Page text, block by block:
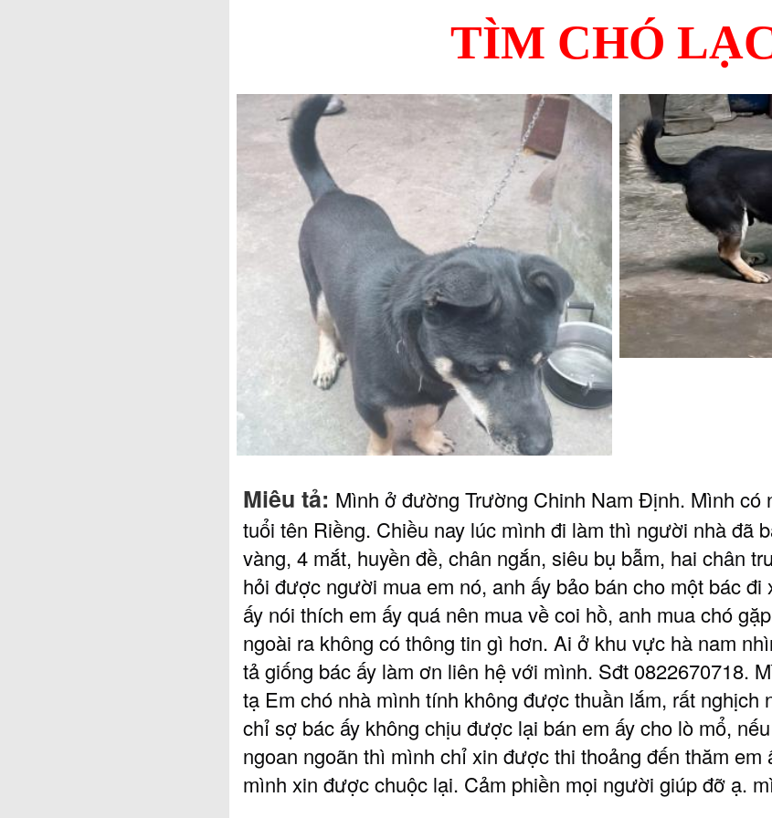
TÌM CHÓ
Miêu tả: Mình ở đường Trường Chinh Nam Định. Mình có
tuổi tên Riềng. Chiều nay lúc mình đi làm thì người nhà đã
vàng, 4 mắt, huyền đề, chân ngắn, siêu bụ bẫm, hai chân
hỏi được người mua em nó, anh ấy bảo bán cho một bác đi
ấy nói thích em ấy quá nên mua về coi hồ, anh mua chó
ngoài ra không có thông tin gì hơn. Ai ở khu vực hà nam
tả giống bác ấy làm ơn liên hệ với mình. Sđt 0822670718.
tạ Em chó nhà mình tính không được thuần lắm, rất nghịch
chỉ sợ bác ấy không chịu được lại bán em ấy cho lò mổ,
ngoan ngoãn thì mình chỉ xin được thi thoảng đến thăm em
mình xin được chuộc lại. Cảm phiền mọi người giúp đỡ ạ.